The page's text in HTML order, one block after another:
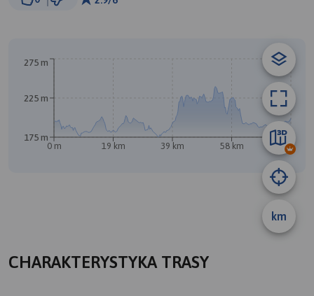
km
0 m 19 km 39 km 58 km 78 km
175 m
225 m
275 m
CHARAKTERYSTYKA TRASY